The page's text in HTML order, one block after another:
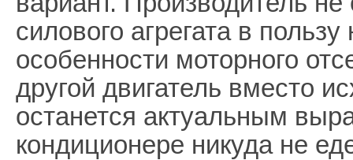
силового агрегата в
особенности моторного
другой двигатель вместо
останется актуальным
кондиционере никуда не